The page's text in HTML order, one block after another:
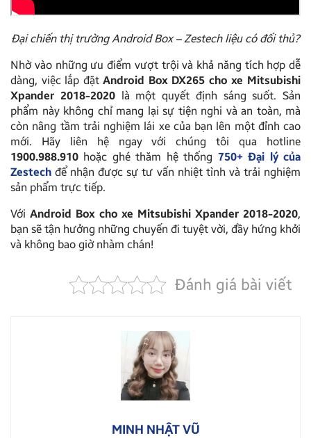
Đại chiến thị trường Android Box – Zestech liệu có đối thủ?
Nhờ vào những ưu điểm vượt trội và khả năng tích hợp dễ
dàng, việc lắp đặtAndroid Box DX265 cho xe Mitsubishi
Xpander 2018-2020là một quyết định sáng suốt. Sản
phẩm này không chỉ mang lại sự tiện nghi và an toàn, mà
còn nâng tầm trải nghiệm lái xe của bạn lên một đỉnh cao
mới. Hãy liên hệ ngay với chúng tôi qua hotline
1900.988.910 hoặc ghé thăm hệ thống 750+ Đại lý của
Zestech để nhận được sự tư vấn nhiệt tình và trải nghiệm
sản phẩm trực tiếp.
Với Android Box cho xe Mitsubishi Xpander 2018-2020,
bạn sẽ tận hưởng những chuyến đi tuyệt vời, đầy hứng khởi
và không bao giờ nhàm chán!
Đánh giá bài viết
MINH NHẬT VŨ